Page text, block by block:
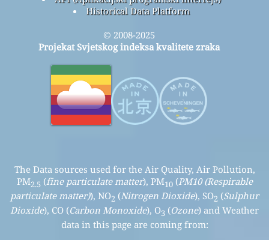
Historical Data Platform
© 2008-2025
Projekat Svjetskog indeksa kvalitete zraka
The Data sources used for the Air Quality, Air Pollution,
PM2.5 (fine particulate matter), PM10(PM10 (Respirable
particulate matter)), NO2 (Nitrogen Dioxide), SO2 (Sulphur
Dioxide), CO (Carbon Monoxide), O3 (Ozone) and Weather
data in this page are coming from: